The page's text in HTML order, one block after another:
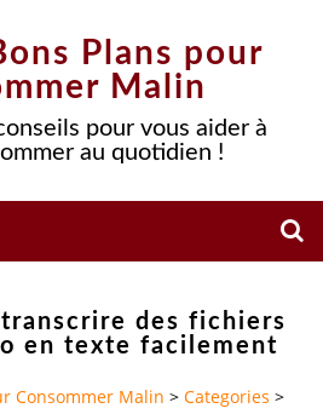
Plans pour
Malin
pour vous aider à
au quotidien !
des fichiers
en texte facilement
Consommer Malin > Categories >